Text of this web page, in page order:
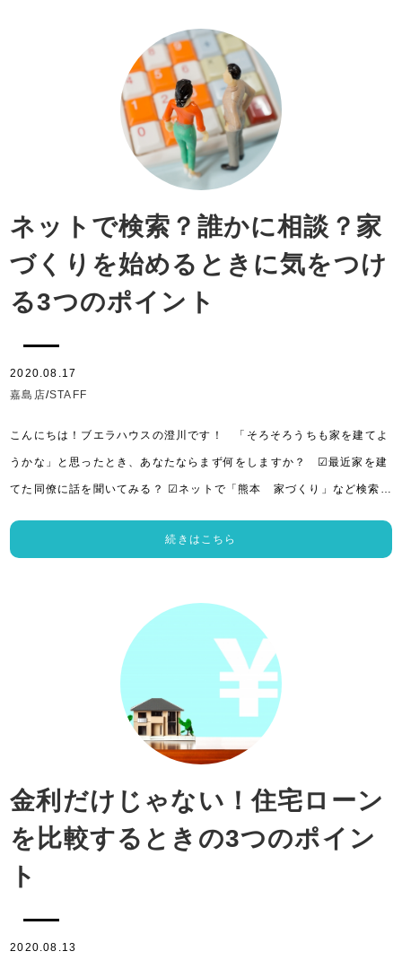
ネットで検索？誰かに相談？家
づくりを始めるときに気をつけ
る3つのポイント
2020.08.17
嘉島店/STAFF
こんにちは！ブエラハウスの澄川です！ 「そろそろうちも家を建てよ
うかな」と思ったとき、あなたならまず何をしますか？ ☑最近家を建
てた同僚に話を聞いてみる？ ☑ネットで「熊本 家づくり」など検索…
続きはこちら
金利だけじゃない！住宅ローン
を比較するときの3つのポイン
ト
2020.08.13